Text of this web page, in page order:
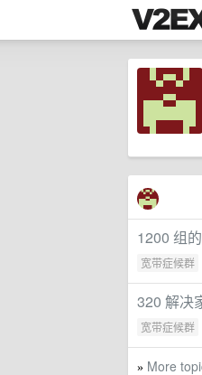
1200 组
宽带症候群
320 解决
宽带症候群
» More